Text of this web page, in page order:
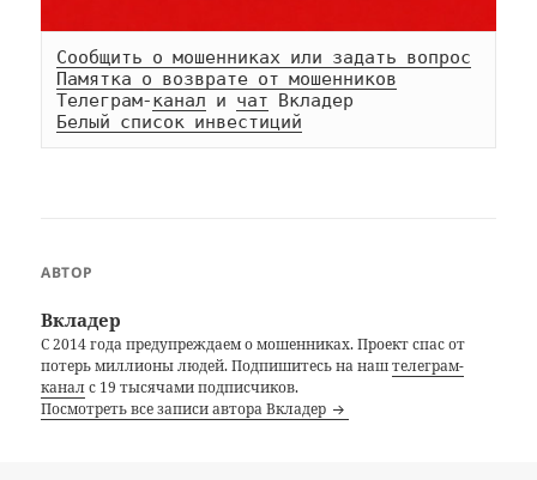
Сообщить о мошенниках или задать вопрос
Памятка о возврате от мошенников
Телеграм-канал и чат
Белый список инвестиций
АВТОР
Вкладер
С 2014 года предупреждаем о мошенниках. Проект спас от
потерь миллионы людей. Подпишитесь на наштелеграм-
каналс 19 тысячами подписчиков.
Посмотреть все записи автора Вкладер